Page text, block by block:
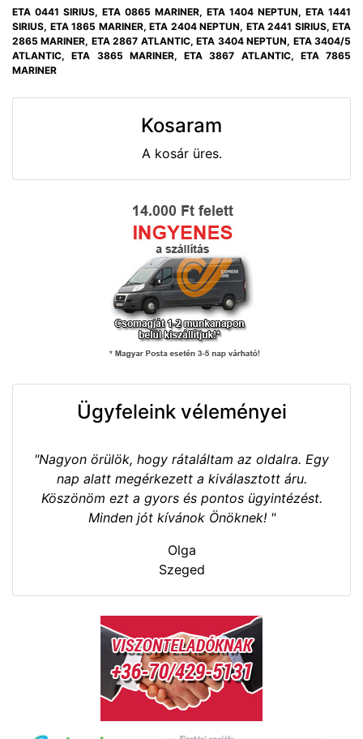
ETA 0441 SIRIUS, ETA 0865 MARINER, ETA 1404 NEPTUN, ETA 1441
SIRIUS, ETA 1865 MARINER, ETA 2404 NEPTUN, ETA 2441 SIRIUS, ETA
2865 MARINER, ETA 2867 ATLANTIC, ETA 3404 NEPTUN, ETA 3404/5
ATLANTIC, ETA 3865 MARINER, ETA 3867 ATLANTIC, ETA 7865
MARINER
Kosaram
A kosár üres.
Ügyfeleink véleményei
"Nagyon örülök, hogy rátaláltam az oldalra. Egy
nap alatt megérkezett a kiválasztott áru.
Köszönöm ezt a gyors és pontos ügyintézést.
Minden jót kívánok Önöknek! "
Olga
Szeged